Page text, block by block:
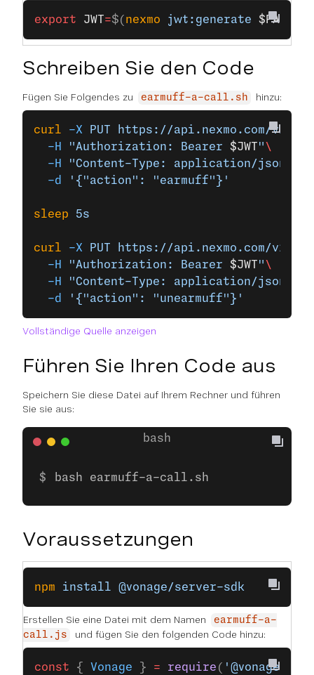
export JWT=$( nexmo jwt:generate
Schreiben Sie den Code
Fügen Sie Folgendes zu earmuff-a-call.sh hinzu:
curl -X PUT https://api.nexmo.com/v1/
  -H
"Authorization: Bearer $JWT" \
  -H
"Content-Type: application/json"
  -d
'{"action": "earmuff"}'
sleep 5s
curl -X PUT https://api.nexmo.com/v1/
  -H
"Authorization: Bearer $JWT" \
  -H
"Content-Type: application/json"
  -d
'{"action": "unearmuff"}'
Vollständige Quelle anzeigen
Führen Sie Ihren Code aus
Speichern Sie diese Datei auf Ihrem Rechner und führen
Sie sie aus:
bash earmuff-a-call.sh
Voraussetzungen
npm install @vonage/server-sdk
Erstellen Sie eine Datei mit dem Namen
earmuff-a-
call.js
und fügen Sie den folgenden Code hinzu:
const { Vonage } = require ( '@vonage/